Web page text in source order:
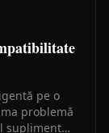
pe o
problemă
suplimentar